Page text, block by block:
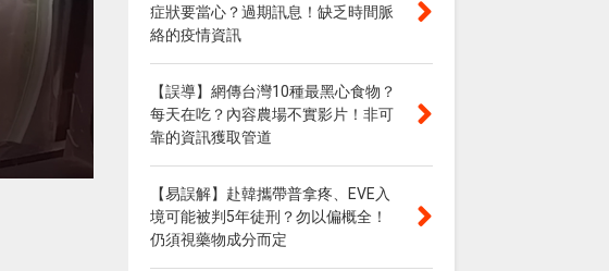
症狀要當心？過期訊息！缺乏時間脈
絡的疫情資訊
【誤導】網傳台灣10種最黑心食物？
每天在吃？內容農場不實影片！非可
靠的資訊獲取管道
【易誤解】赴韓攜帶普拿疼、EVE入
境可能被判5年徒刑？勿以偏概全！
仍須視藥物成分而定